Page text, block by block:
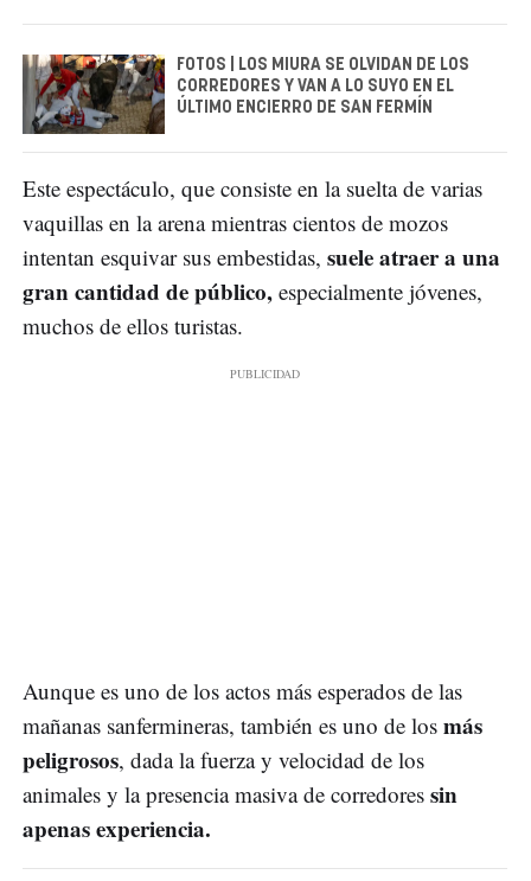
FOTOS | LOS MIURA SE OLVIDAN DE LOS
CORREDORES Y VAN A LO SUYO EN EL
ÚLTIMO ENCIERRO DE SAN FERMÍN
Este espectáculo, que consiste en la suelta de varias
vaquillas en la arena mientras cientos de mozos
intentan esquivar sus embestidas, suele atraer a una
gran cantidad de público, especialmente jóvenes,
muchos de ellos turistas.
Aunque es uno de los actos más esperados de las
mañanas sanfermineras, también es uno de los más
peligrosos, dada la fuerza y velocidad de los
animales y la presencia masiva de corredores sin
apenas experiencia.